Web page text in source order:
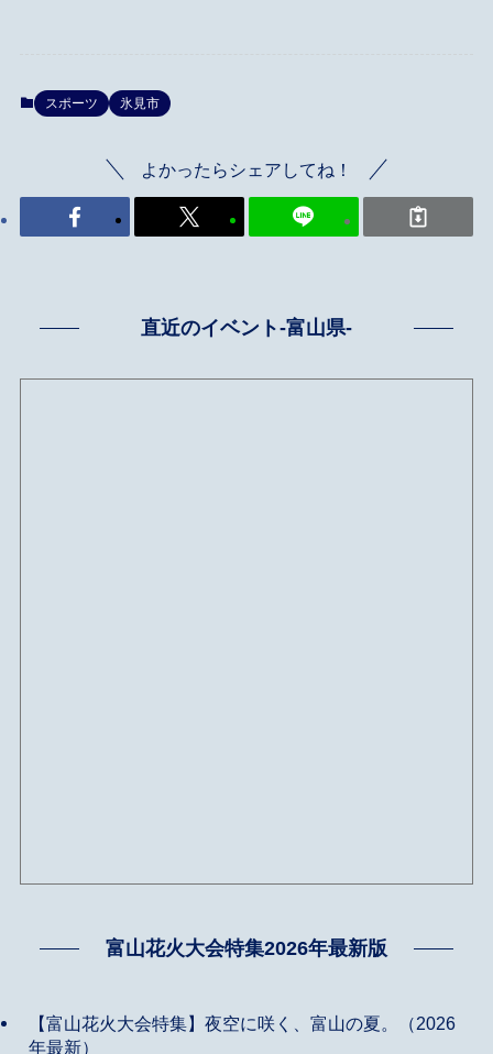
スポーツ 氷見市
よかったらシェアしてね！
直近のイベント-富山県-
富山花火大会特集2026年最新版
【富山花火大会特集】夜空に咲く、富山の夏。（2026
年最新）